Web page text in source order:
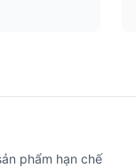
phẩm hạn chế